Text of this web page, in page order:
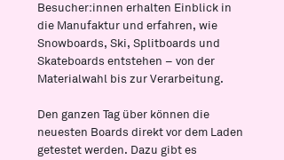
Besucher:innen erhalten Einblick in
die Manufaktur und erfahren, wie
Snowboards, Ski, Splitboards und
Skateboards entstehen – von der
Materialwahl bis zur Verarbeitung.
Den ganzen Tag über können die
neuesten Boards direkt vor dem Laden
getestet werden. Dazu gibt es